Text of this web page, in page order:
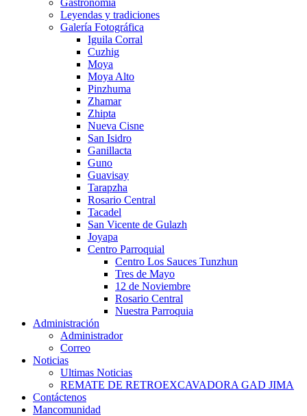
Gastronomía
Leyendas y tradiciones
Galería Fotográfica
Iguila Corral
Cuzhig
Moya
Moya Alto
Pinzhuma
Zhamar
Zhipta
Nueva Cisne
San Isidro
Ganillacta
Guno
Guavisay
Tarapzha
Rosario Central
Tacadel
San Vicente de Gulazh
Joyapa
Centro Parroquial
Centro Los Sauces Tunzhun
Tres de Mayo
12 de Noviembre
Rosario Central
Nuestra Parroquia
Administración
Administrador
Correo
Noticias
Ultimas Noticias
REMATE DE RETROEXCAVADORA GAD JIMA
Contáctenos
Mancomunidad